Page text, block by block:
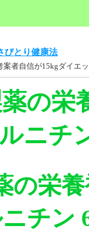
びとり健康法
案者自信が15kgダイエ
の栄
ニチ
の栄
チン